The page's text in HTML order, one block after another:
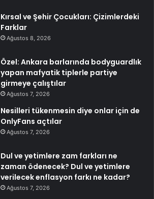
Kırsal ve Şehir Çocukları: Çizimlerdeki
Farklar
Ağustos 8, 2026
Özel: Ankara barlarında bodyguardlık
yapan mafyatik tiplerle partiye
girmeye çalıştılar
Ağustos 7, 2026
Nesilleri tükenmesin diye onlar için de
OnlyFans açtılar
Ağustos 7, 2026
Dul ve yetimlere zam farkları ne
zaman ödenecek? Dul ve yetimlere
verilecek enflasyon farkı ne kadar?
Ağustos 7, 2026